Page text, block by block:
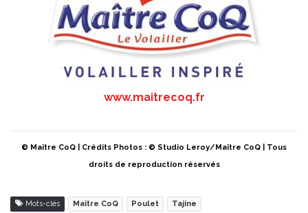
www.maitrecoq.fr
© Maître CoQ | Crédits Photos : © Studio Leroy/Maître CoQ | Tous
droits de reproduction réservés
Mots-clés Maître CoQ Poulet Tajine